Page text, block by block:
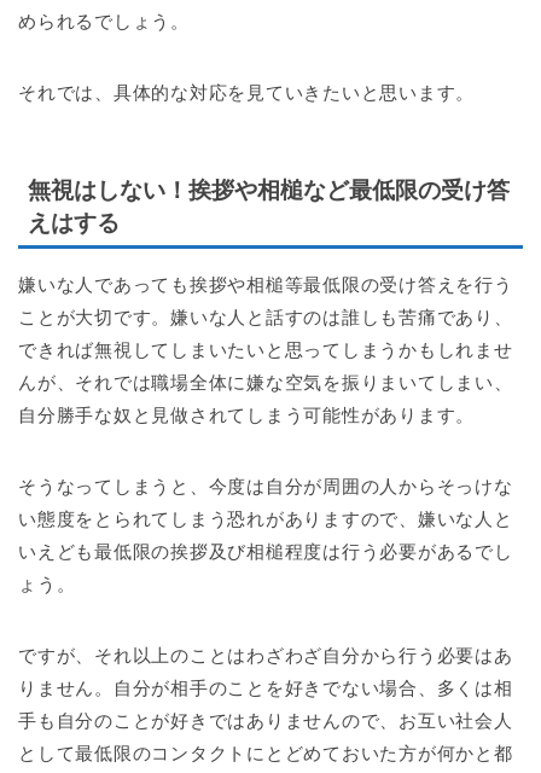
められるでしょう。
それでは、具体的な対応を見ていきたいと思います。
無視はしない！挨拶や相槌など最低限の受け答
えはする
嫌いな人であっても挨拶や相槌等最低限の受け答えを行う
ことが大切です。嫌いな人と話すのは誰しも苦痛であり、
できれば無視してしまいたいと思ってしまうかもしれませ
んが、それでは職場全体に嫌な空気を振りまいてしまい、
自分勝手な奴と見做されてしまう可能性があります。
そうなってしまうと、今度は自分が周囲の人からそっけな
い態度をとられてしまう恐れがありますので、嫌いな人と
いえども最低限の挨拶及び相槌程度は行う必要があるでし
ょう。
ですが、それ以上のことはわざわざ自分から行う必要はあ
りません。自分が相手のことを好きでない場合、多くは相
手も自分のことが好きではありませんので、お互い社会人
として最低限のコンタクトにとどめておいた方が何かと都